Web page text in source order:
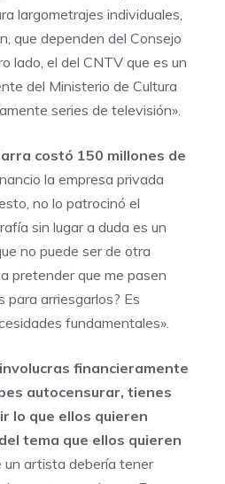
largometrajes individuales,
que dependen del Consejo
lado, el del CNTV que es un
del Ministerio de Cultura
series de televisión».
costó 150 millones de
la empresa privada
no lo patrocinó el
sin lugar a duda es un
no puede ser de otra
pretender que me pasen
para arriesgarlos? Es
fundamentales».
financieramente
autocensurar, tienes
lo que ellos quieren
tema que ellos quieren
un artista debería tener